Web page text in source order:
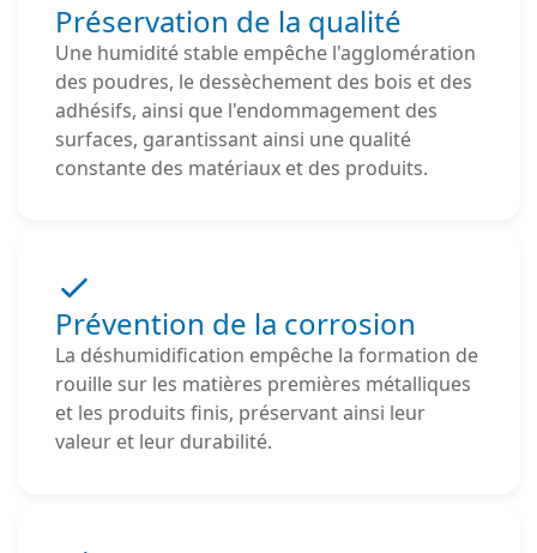
Préservation de la qualité
Une humidité stable empêche l'agglomération
des poudres, le dessèchement des bois et des
adhésifs, ainsi que l'endommagement des
surfaces, garantissant ainsi une qualité
constante des matériaux et des produits.
Prévention de la corrosion
La déshumidification empêche la formation de
rouille sur les matières premières métalliques
et les produits finis, préservant ainsi leur
valeur et leur durabilité.